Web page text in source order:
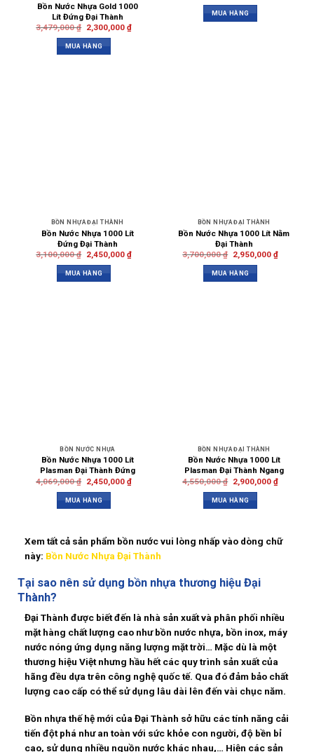
Bồn Nước Nhựa Gold 1000
Lít Đứng Đại Thành
3,479,000₫ 2,300,000 ₫
MUA HÀNG
MUA HÀNG
BỒN NHỰA ĐẠI THÀNH
Bồn Nước Nhựa 1000 Lít
Đứng Đại Thành
3,100,000₫ 2,450,000 ₫
MUA HÀNG
BỒN NHỰA ĐẠI THÀNH
Bồn Nước Nhựa 1000 Lít Nằm
Đại Thành
3,700,000₫ 2,950,000 ₫
MUA HÀNG
BỒN NƯỚC NHỰA
Bồn Nước Nhựa 1000 Lít
Plasman Đại Thành Đứng
4,069,000₫ 2,450,000 ₫
MUA HÀNG
BỒN NHỰA ĐẠI THÀNH
Bồn Nước Nhựa 1000 Lít
Plasman Đại Thành Ngang
4,550,000₫ 2,900,000 ₫
MUA HÀNG
Xem tất cả sản phẩm bồn nước vui lòng nhấp vào dòng chữ
này: Bồn Nước Nhựa Đại Thành
Tại sao nên sử dụng bồn nhựa thương hiệu Đại
Thành?
Đại Thành được biết đến là nhà sản xuất và phân phối nhiều
mặt hàng chất lượng cao như bồn nước nhựa, bồn inox, máy
nước nóng ứng dụng năng lượng mặt trời… Mặc dù là một
thương hiệu Việt nhưng hầu hết các quy trình sản xuất của
hãng đều dựa trên công nghệ quốc tế. Qua đó đảm bảo chất
lượng cao cấp có thể sử dụng lâu dài lên đến vài chục năm.
Bồn nhựa thế hệ mới của Đại Thành sở hữu các tính năng cải
tiến đột phá như an toàn với sức khỏe con người, độ bền bỉ
cao, sử dụng nhiều nguồn nước khác nhau,… Hiện các sản